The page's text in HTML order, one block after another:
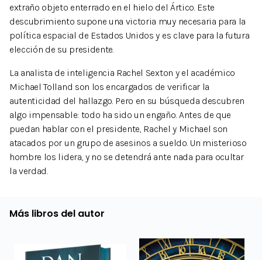
extraño objeto enterrado en el hielo del Ártico. Este
descubrimiento supone una victoria muy necesaria para la
política espacial de Estados Unidos y es clave para la futura
elección de su presidente.
La analista de inteligencia Rachel Sexton y el académico
Michael Tolland son los encargados de verificar la
autenticidad del hallazgo. Pero en su búsqueda descubren
algo impensable: todo ha sido un engaño. Antes de que
puedan hablar con el presidente, Rachel y Michael son
atacados por un grupo de asesinos a sueldo. Un misterioso
hombre los lidera, y no se detendrá ante nada para ocultar
la verdad.
Más libros del autor